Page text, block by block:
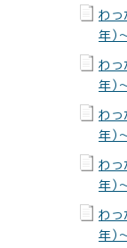
わっ
年）
わっ
年）
わっ
年）
わっ
年）
わっ
年）